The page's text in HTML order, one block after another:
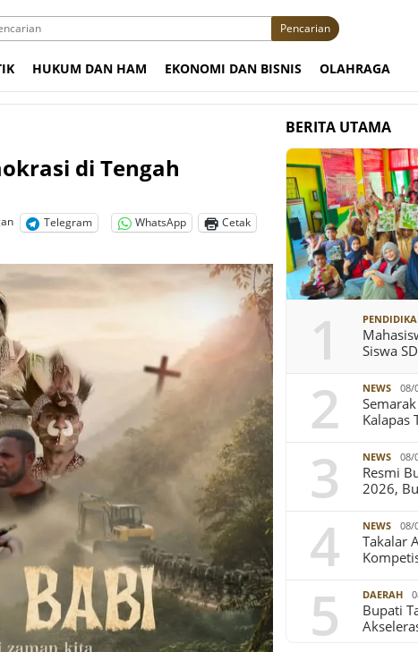
Pencarian
HUKUM DAN HAM EKONOMI DAN BISNIS OLAHRAGA
di Tengah
Telegram WhatsApp Cetak
BERITA UTAMA
1
Siswa
2 NEWS 08/
Kalapas
3 NEWS 08/
Resmi
2026,
4 NEWS 08/
Takalar
5 DAERAH
Bupati